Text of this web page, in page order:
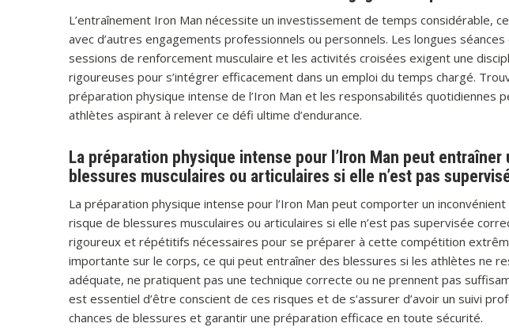
L’entraînement Iron Man nécessite un investissement de temps considérable,
avec d’autres engagements professionnels ou personnels. Les longues
sessions de renforcement musculaire et les activités croisées exigent une
rigoureuses pour s’intégrer efficacement dans un emploi du temps chargé.
préparation physique intense de l’Iron Man et les responsabilités quotidiennes
athlètes aspirant à relever ce défi ultime d’endurance.
La préparation physique intense pour l’Iron Man peut
blessures musculaires ou articulaires si elle n’est pas
La préparation physique intense pour l’Iron Man peut comporter un inconvénient
risque de blessures musculaires ou articulaires si elle n’est pas supervisée
rigoureux et répétitifs nécessaires pour se préparer à cette compétition
importante sur le corps, ce qui peut entraîner des blessures si les athlètes ne
adéquate, ne pratiquent pas une technique correcte ou ne prennent pas
est essentiel d’être conscient de ces risques et de s’assurer d’avoir un suivi
chances de blessures et garantir une préparation efficace en toute sécurité.